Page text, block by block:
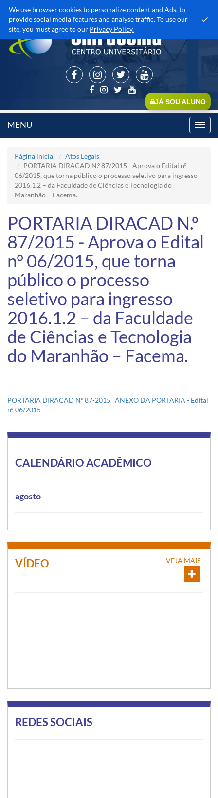
We use browser cookies to personalize content and Ads, to
provide social media features and analyse traffic. To use our
site, you must agree to our Privacy Policy.
JÁ SOU ALUNO
MENU
Página inicial
Atos Legais
PORTARIA DIRACAD N.º 87/2015 - Aprova o Edital n°
06/2015, que torna público o processo seletivo para ingresso
2016.1.2 – da Faculdade de Ciências e Tecnologia do
Maranhão – Facema.
PORTARIA DIRACAD N.º
87/2015 - Aprova o Edital
n° 06/2015, que torna
público o processo
seletivo para ingresso
2016.1.2 – da Faculdade
de Ciências e Tecnologia
do Maranhão – Facema.
PORTARIA DIRACAD Nº 87-2015 ANEXO DA PORTARIA - Edital
nº. 06/2015
CALENDÁRIO ACADÊMICO
agosto
VÍDEO VEJA MAIS
REDES SOCIAIS